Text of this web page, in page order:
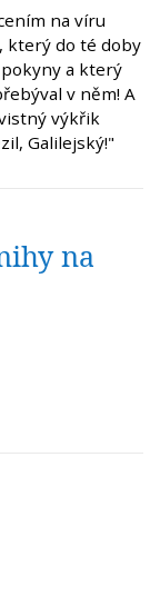
na víru
který do té doby
a který
v něm! A
výkřik
Galilejský!"
na